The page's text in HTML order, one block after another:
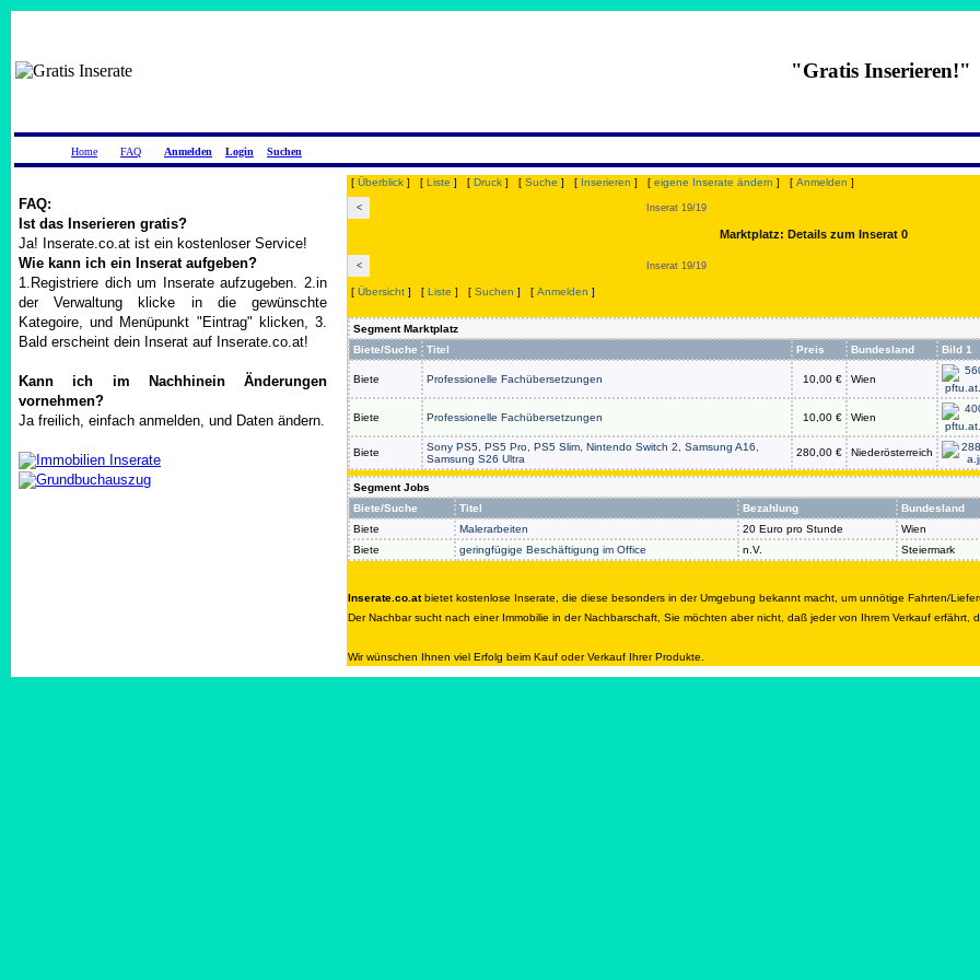
"Gratis Inserieren!"
Home FAQ Anmelden Login Suchen
FAQ:
Ist das Inserieren gratis?
Ja! Inserate.co.at ist ein kostenloser Service!
Wie kann ich ein Inserat aufgeben?
1.Registriere dich um Inserate aufzugeben. 2.in
der Verwaltung klicke in die gewünschte
Kategoire, und Menüpunkt "Eintrag" klicken, 3.
Bald erscheint dein Inserat auf Inserate.co.at!
Kann ich im Nachhinein Änderungen
vornehmen?
Ja freilich, einfach anmelden, und Daten ändern.
[ Überblick ] [ Liste ] [ Druck ] [ Suche ] [ Inserieren ] [ eigene Inserate ändern ] [ Anmelden ]
< Inserat 19/19
Marktplatz: Details zum Inserat 0
< Inserat 19/19
[ Übersicht ] [ Liste ] [ Suchen ] [ Anmelden ]
Segment Marktplatz
Biete/Suche
Titel Preis Bundesland Bild 1
Biete Professionelle Fachübersetzungen 10,00 € Wien
Biete Professionelle Fachübersetzungen 10,00 € Wien
Biete
Sony PS5, PS5 Pro, PS5 Slim, Nintendo Switch 2, Samsung A16,
Samsung S26 Ultra
280,00 € Niederösterreich
Segment Jobs
Biete/Suche
Titel Bezahlung
Bundesland
Biete
Malerarbeiten 20 Euro pro Stunde
Wien
Biete
geringfügige Beschäftigung im Office n.V. Steiermark
Inserate.co.atbietet kostenlose Inserate, die diese besonders in der Umgebung bekannt macht, um unnötige Fahrten/
Der Nachbar sucht nach einer Immobilie in der Nachbarschaft, Sie möchten aber nicht, daß jeder von Ihrem Verkauf erfährt,
Wir wünschen Ihnen viel Erfolg beim Kauf oder Verkauf Ihrer Produkte.